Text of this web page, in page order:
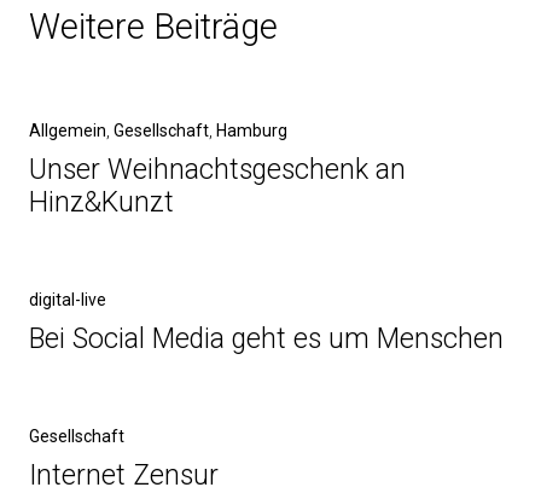
Weitere Beiträge
Allgemein Gesellschaft Hamburg
Unser Weihnachtsgeschenk an
Hinz&Kunzt
digital-live
Bei Social Media geht es um Menschen
Gesellschaft
Internet Zensur